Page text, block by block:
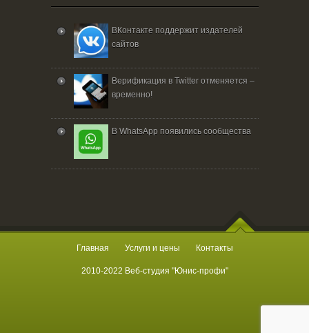
ВКонтакте поддержит издателей
сайтов
Верификация в Twitter отменяется –
временно!
В WhatsApp появились сообщества
Главная Услуги и цены Контакты
2010-2022 Веб-студия "Юнис-профи"